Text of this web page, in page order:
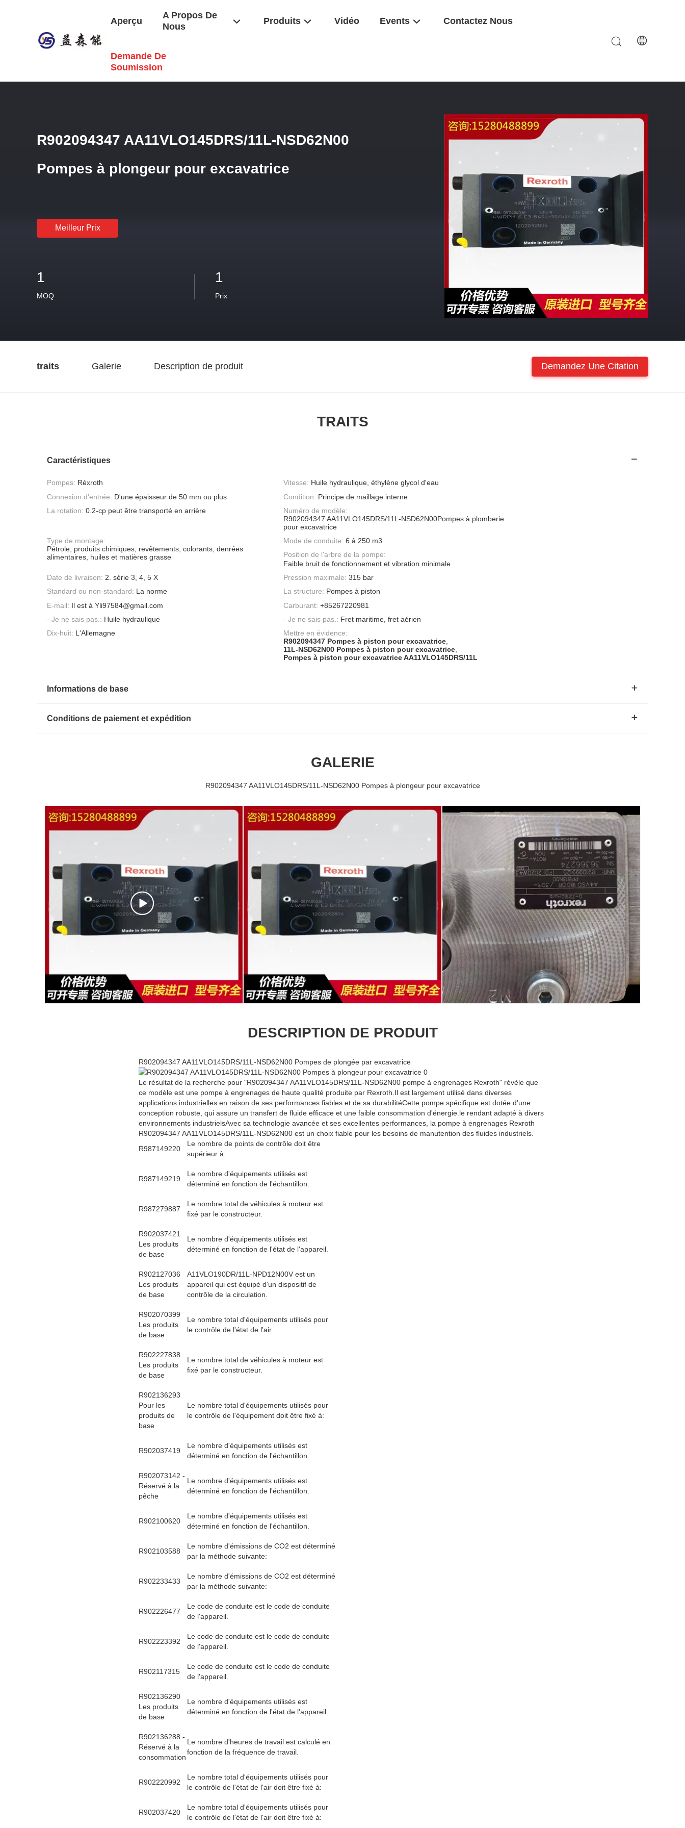
Aperçu
A Propos De
Nous
Produits Vidéo Events Contactez Nous
Demande De
Soumission
Valve Hydraulique Rexroth
R902094347 AA11VLO145DRS/11L-NSD62N00
Pompes à plongeur pour excavatrice
Meilleur Prix
1
MOQ
1
Prix
traits Galerie Description de produit Demandez Une Citation
TRAITS
Caractéristiques
Pompes: Réxroth Vitesse: Huile hydraulique, éthylène glycol d'eau
Connexion d'entrée: D'une épaisseur de 50 mm ou plus Condition: Principe de maillage interne
La rotation: 0.2-cp peut être transporté en arrière
Numéro de modèle:
R902094347 AA11VLO145DRS/11L-NSD62N00Pompes à plomberie
pour excavatrice
Type de montage:
Pétrole, produits chimiques, revêtements, colorants, denrées
alimentaires, huiles et matières grasse
Mode de conduite: 6 à 250 m3
Position de l'arbre de la pompe:
Faible bruit de fonctionnement et vibration minimale
Date de livraison: 2. série 3, 4, 5 X Pression maximale: 315 bar
Standard ou non-standard: La norme La structure: Pompes à piston
E-mail: Il est à Yli97584@gmail.com Carburant: +85267220981
- Je ne sais pas.: Huile hydraulique - Je ne sais pas.: Fret maritime, fret aérien
Dix-huit: L'Allemagne
Mettre en évidence:
R902094347 Pompes à piston pour excavatrice,
11L-NSD62N00 Pompes à piston pour excavatrice,
Pompes à piston pour excavatrice AA11VLO145DRS/11L
Informations de base
Conditions de paiement et expédition
GALERIE
R902094347 AA11VLO145DRS/11L-NSD62N00 Pompes à plongeur pour excavatrice
DESCRIPTION DE PRODUIT
R902094347 AA11VLO145DRS/11L-NSD62N00 Pompes de plongée par excavatrice
Le résultat de la recherche pour "R902094347 AA11VLO145DRS/11L-NSD62N00 pompe à engrenages Rexroth" révèle que
ce modèle est une pompe à engrenages de haute qualité produite par Rexroth.Il est largement utilisé dans diverses
applications industrielles en raison de ses performances fiables et de sa durabilitéCette pompe spécifique est dotée d'une
conception robuste, qui assure un transfert de fluide efficace et une faible consommation d'énergie.le rendant adapté à divers
environnements industrielsAvec sa technologie avancée et ses excellentes performances, la pompe à engrenages Rexroth
R902094347 AA11VLO145DRS/11L-NSD62N00 est un choix fiable pour les besoins de manutention des fluides industriels.
R987149220
Le nombre de points de contrôle doit être
supérieur à:
R987149219
Le nombre d'équipements utilisés est
déterminé en fonction de l'échantillon.
R987279887
Le nombre total de véhicules à moteur est
fixé par le constructeur.
R902037421
Les produits
de base
Le nombre d'équipements utilisés est
déterminé en fonction de l'état de l'appareil.
R902127036
Les produits
de base
A11VLO190DR/11L-NPD12N00V est un
appareil qui est équipé d'un dispositif de
contrôle de la circulation.
R902070399
Les produits
de base
Le nombre total d'équipements utilisés pour
le contrôle de l'état de l'air
R902227838
Les produits
de base
Le nombre total de véhicules à moteur est
fixé par le constructeur.
R902136293
Pour les
produits de
base
Le nombre total d'équipements utilisés pour
le contrôle de l'équipement doit être fixé à:
R902037419
Le nombre d'équipements utilisés est
déterminé en fonction de l'échantillon.
R902073142 -
Réservé à la
pêche
Le nombre d'équipements utilisés est
déterminé en fonction de l'échantillon.
R902100620
Le nombre d'équipements utilisés est
déterminé en fonction de l'échantillon.
R902103588
Le nombre d'émissions de CO2 est déterminé
par la méthode suivante:
R902233433
Le nombre d'émissions de CO2 est déterminé
par la méthode suivante:
R902226477
Le code de conduite est le code de conduite
de l'appareil.
R902223392
Le code de conduite est le code de conduite
de l'appareil.
R902117315
Le code de conduite est le code de conduite
de l'appareil.
R902136290
Les produits
de base
Le nombre d'équipements utilisés est
déterminé en fonction de l'état de l'appareil.
R902136288 -
Réservé à la
consommation
Le nombre d'heures de travail est calculé en
fonction de la fréquence de travail.
R902220992
Le nombre total d'équipements utilisés pour
le contrôle de l'état de l'air doit être fixé à:
R902037420
Le nombre total d'équipements utilisés pour
le contrôle de l'état de l'air doit être fixé à: